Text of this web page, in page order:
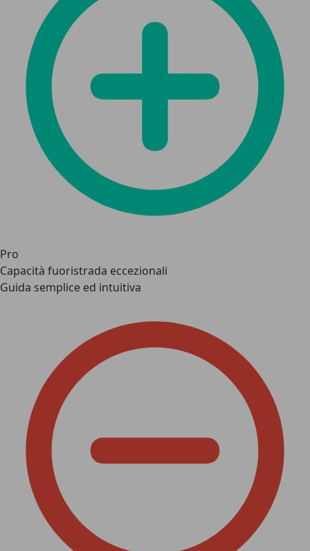
Pro
Capacità fuoristrada eccezionali
Guida semplice ed intuitiva